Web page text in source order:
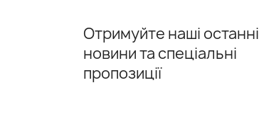
Отримуйте наші останні
новини та спеціальні
пропозиції